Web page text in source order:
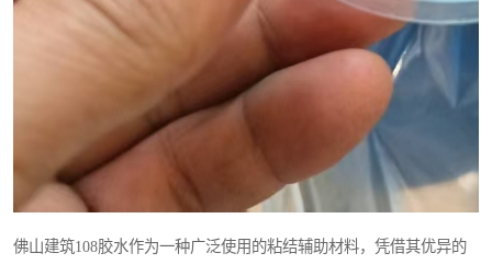
佛山建筑108胶水作为一种广泛使用的粘结辅助材料，凭借其优异的